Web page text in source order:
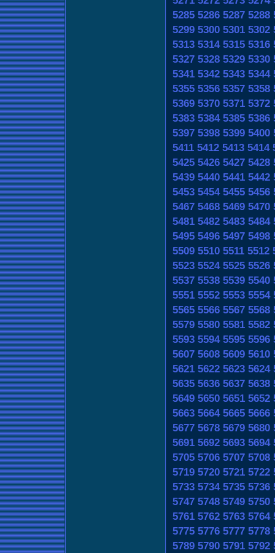
5285 5286 5287 5288
5299 5300 5301 5302
5313 5314 5315 5316
5327 5328 5329 5330
5341 5342 5343 5344
5355 5356 5357 5358
5369 5370 5371 5372
5383 5384 5385 5386
5397 5398 5399 5400
5411 5412 5413 5414
5425 5426 5427 5428
5439 5440 5441 5442
5453 5454 5455 5456
5467 5468 5469 5470
5481 5482 5483 5484
5495 5496 5497 5498
5509 5510 5511 5512
5523 5524 5525 5526
5537 5538 5539 5540
5551 5552 5553 5554
5565 5566 5567 5568
5579 5580 5581 5582
5593 5594 5595 5596
5607 5608 5609 5610
5621 5622 5623 5624
5635 5636 5637 5638
5649 5650 5651 5652
5663 5664 5665 5666
5677 5678 5679 5680
5691 5692 5693 5694
5705 5706 5707 5708
5719 5720 5721 5722
5733 5734 5735 5736
5747 5748 5749 5750
5761 5762 5763 5764
5775 5776 5777 5778
5789 5790 5791 5792